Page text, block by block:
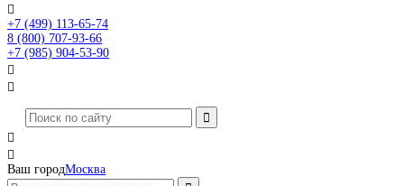

+7 (499) 113-65-74
8 (800) 707-93-66
+7 (985) 904-53-90




Ваш городМосква